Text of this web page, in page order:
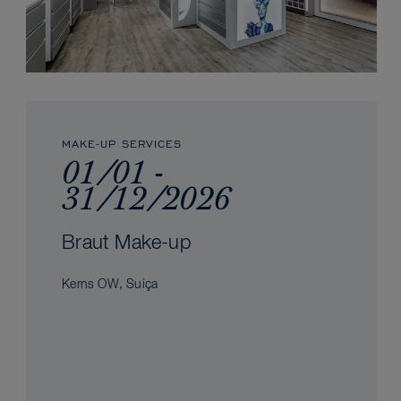
MAKE-UP SERVICES
01/01 -
31/12/2026
Braut Make-up
Kerns OW, Suiça